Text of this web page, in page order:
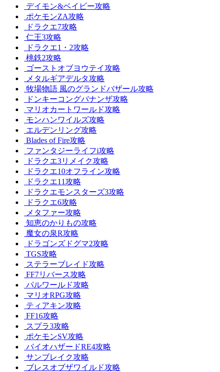
デイモン&ベイビー攻略
ポケモンZA攻略
ドラクエ7攻略
仁王3攻略
ドラクエ1・2攻略
桃鉄2攻略
ゴーストオブヨウテイ攻略
メタルギアデルタ攻略
牧場物語 風のグランドバザール攻略
ドンキーコングバナンザ攻略
マリオカートワールド攻略
モンハンワイルズ攻略
エルデンリング攻略
Blades of Fire攻略
ファンタジーライフi攻略
ドラクエ3リメイク攻略
ドラクエ10オフライン攻略
ドラクエ11攻略
ドラクエモンスターズ3攻略
ドラクエ6攻略
メタファー攻略
知恵のかりもの攻略
魔女の泉R攻略
ドラゴンズドグマ2攻略
TGS攻略
ステラーブレイド攻略
FF7リバース攻略
パルワールド攻略
マリオRPG攻略
ティアキン攻略
FF16攻略
スプラ3攻略
ポケモンSV攻略
バイオハザードRE4攻略
サンブレイク攻略
ブレスオブザワイルド攻略